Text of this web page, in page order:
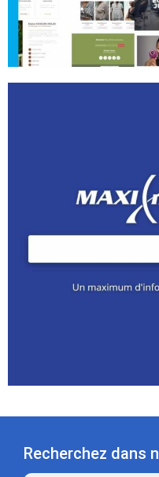
Recherchez dans